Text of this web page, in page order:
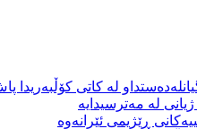
لە کاتی کۆڵبەریدا
لە مەترسیدایە
ڕێژیمی ئێرانەوە